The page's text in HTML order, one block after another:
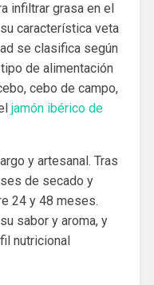
infiltrar grasa en el
característica veta
se clasifica según
de alimentación
cebo de campo,
jamón ibérico de
y artesanal. Tras
de secado y
24 y 48 meses.
sabor y aroma, y
nutricional